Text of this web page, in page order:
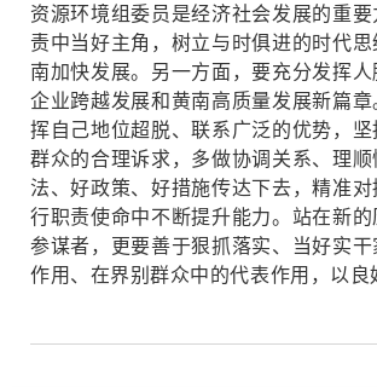
资源环境组委员是经济社会发展的重
责中当好主角，树立与时俱进的时代
南加快发展。另一方面，要充分发挥
企业跨越发展和黄南高质量发展新篇
挥自己地位超脱、联系广泛的优势，
群众的合理诉求，多做协调关系、理
法、好政策、好措施传达下去，精准
行职责使命中不断提升能力。站在新
参谋者，更要善于狠抓落实、当好实
作用、在界别群众中的代表作用，以